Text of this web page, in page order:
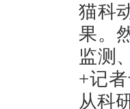
猫科
果。
监测
+记
从科